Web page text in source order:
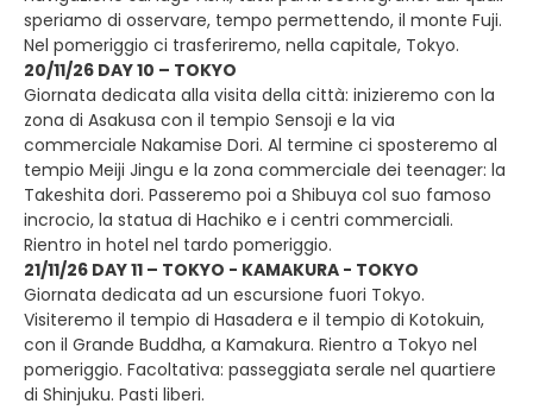
speriamo di osservare, tempo permettendo, il monte Fuji.
Nel pomeriggio ci trasferiremo, nella capitale, Tokyo.
20/11/26 DAY 10 – TOKYO
Giornata dedicata alla visita della città: inizieremo con la
zona di Asakusa con il tempio Sensoji e la via
commerciale Nakamise Dori. Al termine ci sposteremo al
tempio Meiji Jingu e la zona commerciale dei teenager: la
Takeshita dori. Passeremo poi a Shibuya col suo famoso
incrocio, la statua di Hachiko e i centri commerciali.
Rientro in hotel nel tardo pomeriggio.
21/11/26 DAY 11 – TOKYO - KAMAKURA - TOKYO
Giornata dedicata ad un escursione fuori Tokyo.
Visiteremo il tempio di Hasadera e il tempio di Kotokuin,
con il Grande Buddha, a Kamakura. Rientro a Tokyo nel
pomeriggio. Facoltativa: passeggiata serale nel quartiere
di Shinjuku. Pasti liberi.